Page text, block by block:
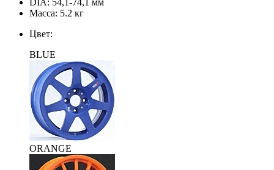
DIA: 54,1-74,1 мм
Масса: 5.2 кг
Цвет:
BLUE
ORANGE